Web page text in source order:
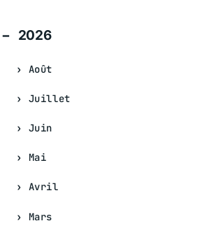
2026
Août
Juillet
Juin
Mai
Avril
Mars